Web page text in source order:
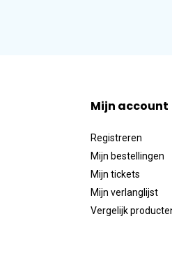
Mijn account
Registreren
Mijn bestellingen
Mijn tickets
Mijn verlanglijst
Vergelijk